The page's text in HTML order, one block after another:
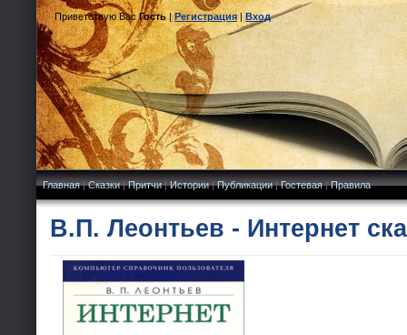
Приветствую Вас Гость|Регистрация|Вход
Главная|Сказки|Притчи|Истории|Публикации|Гостевая|Правила
В.П. Леонтьев - Интернет